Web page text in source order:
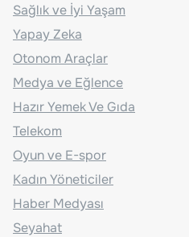
Sağlık ve İyi Yaşam
Yapay Zeka
Otonom Araçlar
Medya ve Eğlence
Hazır Yemek Ve Gıda
Telekom
Oyun ve E-spor
Kadın Yöneticiler
Haber Medyası
Seyahat